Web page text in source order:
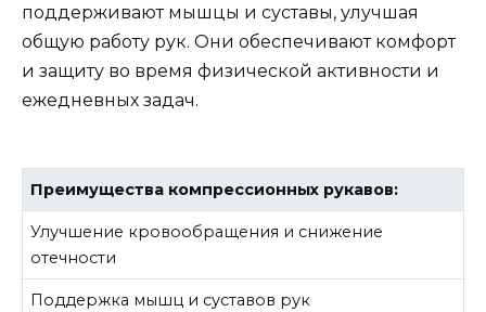
поддерживают мышцы и суставы, улучшая
общую работу рук. Они обеспечивают комфорт
и защиту во время физической активности и
ежедневных задач.
Преимущества компрессионных рукавов:
Улучшение кровообращения и снижение
отечности
Поддержка мышц и суставов рук